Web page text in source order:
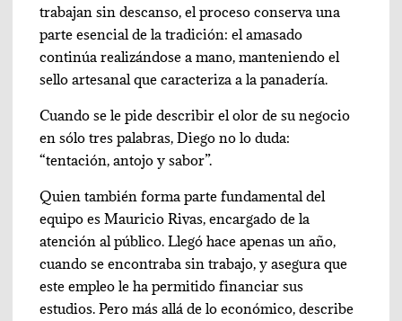
trabajan sin descanso, el proceso conserva una
parte esencial de la tradición: el amasado
continúa realizándose a mano, manteniendo el
sello artesanal que caracteriza a la panadería.
Cuando se le pide describir el olor de su negocio
en sólo tres palabras, Diego no lo duda:
“tentación, antojo y sabor”.
Quien también forma parte fundamental del
equipo es Mauricio Rivas, encargado de la
atención al público. Llegó hace apenas un año,
cuando se encontraba sin trabajo, y asegura que
este empleo le ha permitido financiar sus
estudios. Pero más allá de lo económico, describe